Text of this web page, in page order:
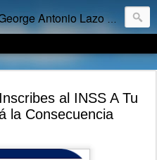
Antonio Lazo Sánchez
al INSS A Tu
la Consecuencia